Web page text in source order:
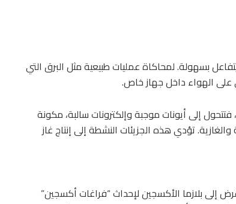
بسهولة. لمحاكاة عمليات طبيعية مثل البرق التي
على الهواء داخل جهاز خاص.
إلى أيونات موجبة وإلكترونات سالبة، مكونة
والغازية. تؤدي هذه الجزيئات النشطة إلى إنتاج غاز
إلى بلازما الأكسجين لإحداث “فراغات أكسجين”